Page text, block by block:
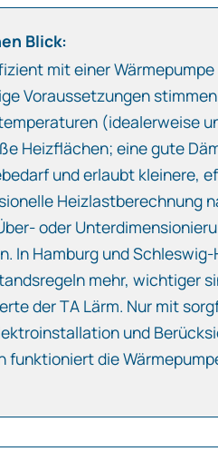
Blick:
mit einer
Voraussetzungen
(idealerweise
Heizflächen; eine gute
und erlaubt kleinere,
Heizlastberechnung
oder
In Hamburg und
mehr, wichtiger
der TA Lärm. Nur mit
und
funktioniert die